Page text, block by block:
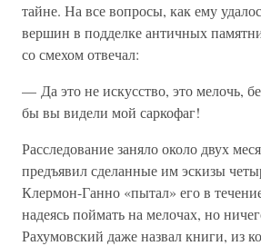
тайне. На все вопросы, как ему
вершин в подделке античных
со смехом отвечал:
— Да это не искусство, это мелочь,
бы вы видели мой саркофаг!
Расследование заняло около двух
предъявил сделанные им эскизы
Клермон-Ганно «пытал» его в
надеясь поймать на мелочах, но
Рахумовский даже назвал книги, из